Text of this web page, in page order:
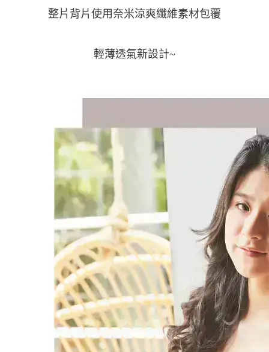
整片背片使用奈米涼爽纖維素材包覆
輕薄透氣新設計~